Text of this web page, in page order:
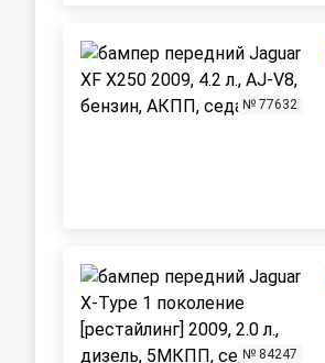
№ 77632
№ 84247